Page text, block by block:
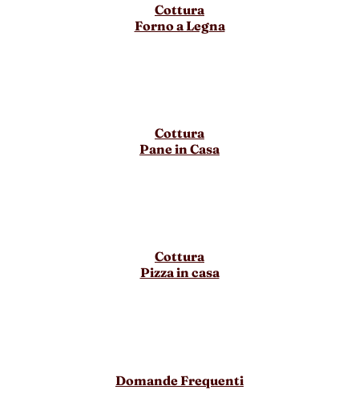
Cottura
Forno a Legna
Cottura
Pane in Casa
Cottura
Pizza in casa
Domande Frequenti